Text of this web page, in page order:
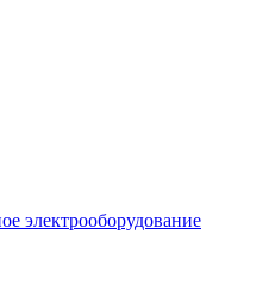
электрооборудование